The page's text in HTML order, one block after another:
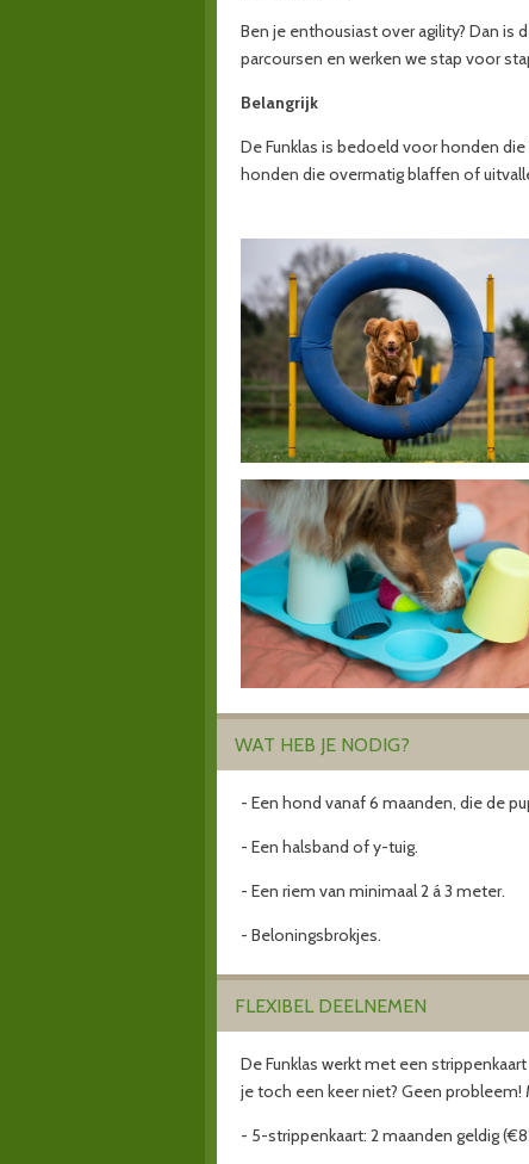
Ben je enthousiast over agility? Dan
parcoursen en werken we stap voor
Belangrijk
De Funklas is bedoeld voor honden
honden die overmatig blaffen of
WAT HEB JE NODIG?
- Een hond vanaf 6 maanden, die de
- Een halsband of y-tuig.
- Een riem van minimaal 2 á 3 meter.
- Beloningsbrokjes.
FLEXIBEL DEELNEMEN
De Funklas werkt met een
je toch een keer niet? Geen probleem!
- 5-strippenkaart: 2 maanden geldig